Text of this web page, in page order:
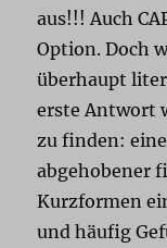
aus!!! Auch
Option. Doch
überhaupt
erste Antwort
zu finden:
abgehobener
Kurzformen
und häufig